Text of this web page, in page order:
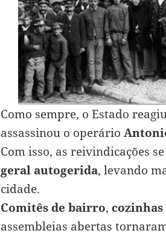
Como sempre, o Estado
assassinou o operário
Com isso, as reivindicações
geral autogerida, levando
cidade.
Comitês de bairro,
assembleias abertas